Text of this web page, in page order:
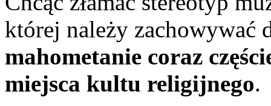
której należy zachowywać
mahometanie coraz
miejsca kultu religijnego.